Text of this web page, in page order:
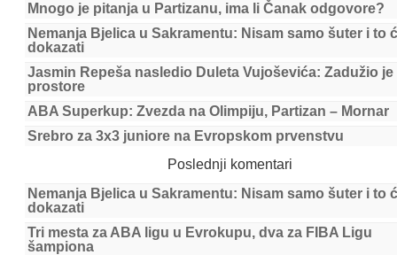
Mnogo je pitanja u Partizanu, ima li Čanak odgovore?
Nemanja Bjelica u Sakramentu: Nisam samo šuter i to
dokazati
Jasmin Repeša nasledio Duleta Vujoševića: Zadužio je
prostore
ABA Superkup: Zvezda na Olimpiju, Partizan – Mornar
Srebro za 3x3 juniore na Evropskom prvenstvu
Poslednji komentari
Nemanja Bjelica u Sakramentu: Nisam samo šuter i to
dokazati
Tri mesta za ABA ligu u Evrokupu, dva za FIBA Ligu
šampiona